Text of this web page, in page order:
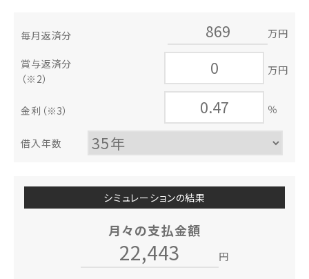
毎月返済分 万円
賞与返済分
（※2）
万円
金利 （※3） ％
借入年数
シミュレーションの結果
月々の支払金額
円